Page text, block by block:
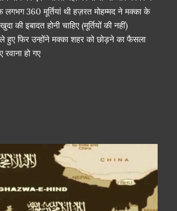
लगभग 360 मूर्तियां थी हज़रत मोहम्मद ने मक्का के
की इबादत होनी चाहिए (मूर्तियों की नहीं)
हुए फिर उन्होंने मक्का शहर को छोड़ने का फैसला
हो गए